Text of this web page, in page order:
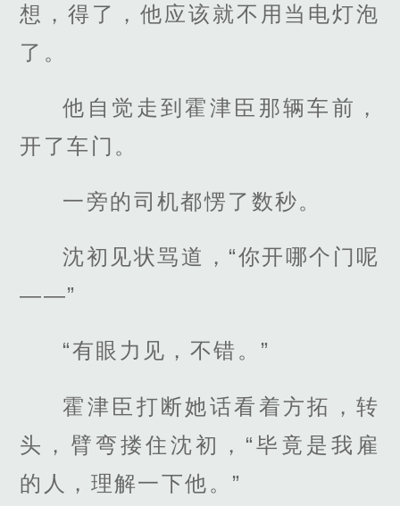
想，得了，他应该就不用当电灯泡
了。
他自觉走到霍津臣那辆车前，
开了车门。
一旁的司机都愣了数秒。
沈初见状骂道，“你开哪个门呢
——”
“有眼力见，不错。”
霍津臣打断她话看着方拓，转
头，臂弯搂住沈初，“毕竟是我雇
的人，理解一下他。”